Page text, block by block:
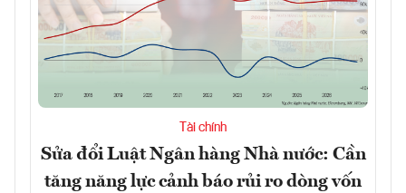
Tài chính
Sửa đổi Luật Ngân hàng Nhà nước: Cần
tăng năng lực cảnh báo rủi ro dòng vốn